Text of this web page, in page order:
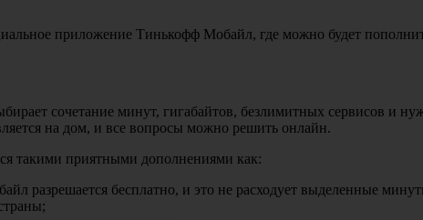
приложение Тинькофф Мобайл, где можно будет
сочетание минут, гигабайтов, безлимитных сервисов и
на дом, и все вопросы можно решить онлайн.
такими приятными дополнениями как:
разрешается бесплатно, и это не расходует выделенные